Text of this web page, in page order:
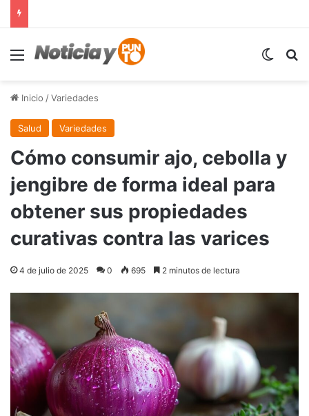
Menú
Inicio /Variedades
Salud Variedades
Cómo consumir ajo, cebolla y
jengibre de forma ideal para
obtener sus propiedades
curativas contra las varices
4 de julio de 2025 0 695 2 minutos de lectura